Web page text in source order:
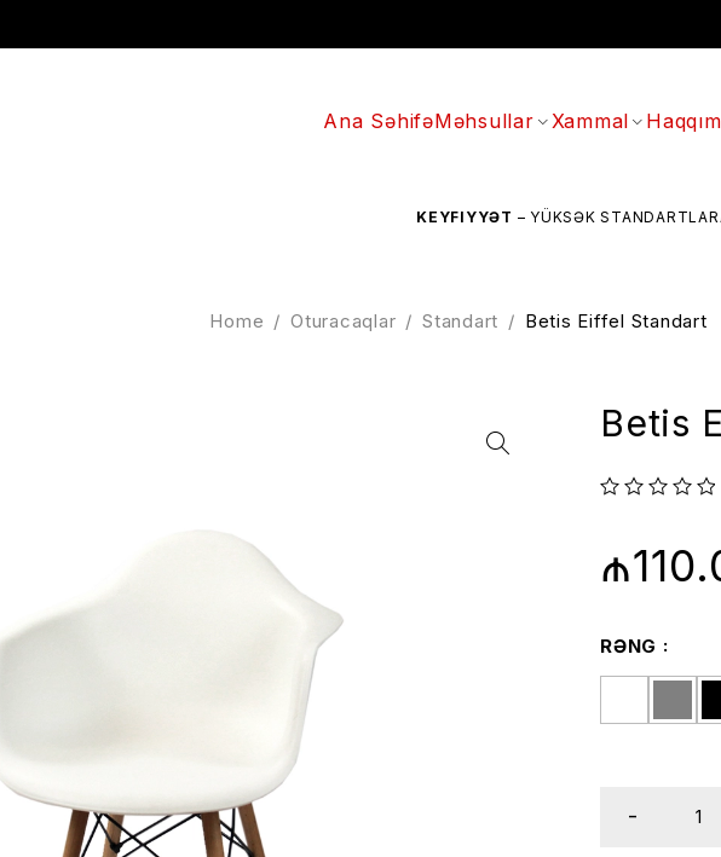
Ana SəhifəMəhsullar Xammal
KEYFIYYƏT– YÜKSƏK STANDARTLARA
Home / Oturacaqlar / Standart / Betis Eiffel Standart
Betis
₼
RƏNG